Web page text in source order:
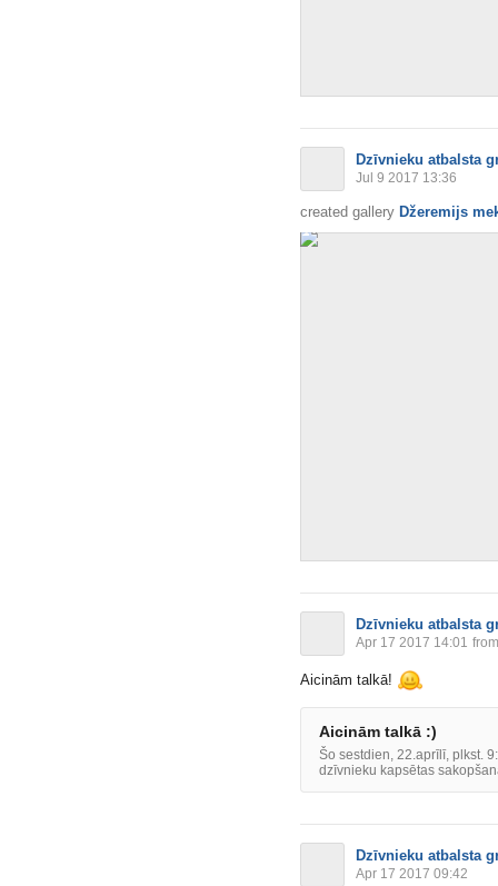
Dzīvnieku atbalsta
Jul 9 2017 13:36
created gallery Džeremijs
Dzīvnieku atbalsta
Apr 17 2017 14:01
Aicinām talkā!
Aicinām talkā :)
Šo sestdien, 22.aprīlī, plkst.
dzīvnieku kapsētas
Dzīvnieku atbalsta
Apr 17 2017 09:42